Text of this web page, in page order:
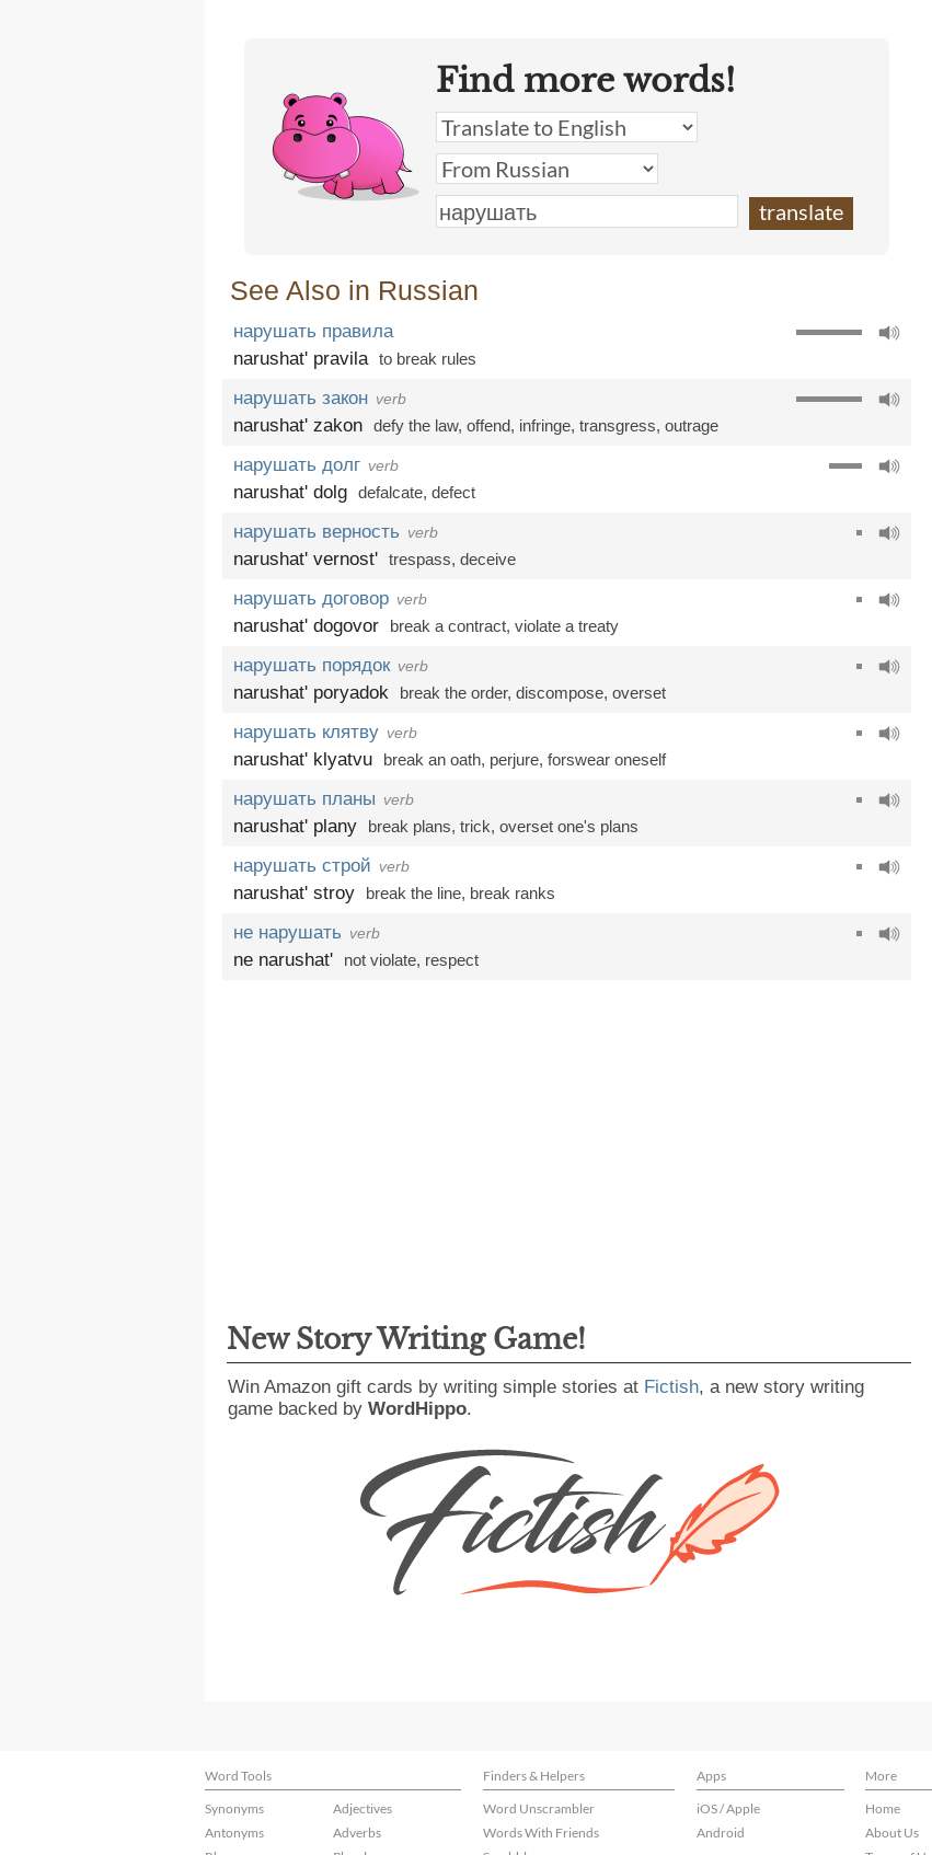
Find more words!
See Also in Russian
нарушать правила
narushat' pravila to break rules
нарушать закон verb
narushat' zakon defy the law, offend, infringe, transgress, outrage
нарушать долг verb
narushat' dolg defalcate, defect
нарушать верность verb
narushat' vernost' trespass, deceive
нарушать договор verb
narushat' dogovor break a contract, violate a treaty
нарушать порядок verb
narushat' poryadok break the order, discompose, overset
нарушать клятву verb
narushat' klyatvu break an oath, perjure, forswear oneself
нарушать планы verb
narushat' plany break plans, trick, overset one's plans
нарушать строй verb
narushat' stroy break the line, break ranks
не нарушать verb
ne narushat' not violate, respect
New Story Writing Game!
Win Amazon gift cards by writing simple stories at Fictish, a new story writing
game backed by WordHippo.
Word Tools Finders & Helpers Apps More
Synonyms
Antonyms
Adjectives
Adverbs
Word Unscrambler
Words With Friends
iOS / Apple
Android
Home
About Us